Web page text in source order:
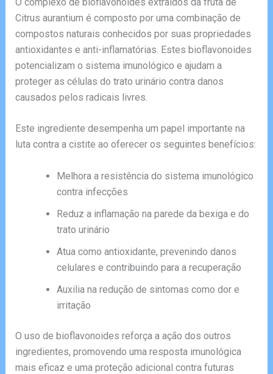
Citrus aurantium é composto por uma combinação de
compostos naturais conhecidos por suas propriedades
antioxidantes e anti-inflamatórias. Estes bioflavonoides
potencializam o sistema imunológico e ajudam a
proteger as células do trato urinário contra danos
causados pelos radicais livres.
Este ingrediente desempenha um papel importante na
luta contra a cistite ao oferecer os seguintes benefícios:
Melhora a resistência do sistema imunológico
contra infecções
Reduz a inflamação na parede da bexiga e do
trato urinário
Atua como antioxidante, prevenindo danos
celulares e contribuindo para a recuperação
Auxilia na redução de sintomas como dor e
irritação
O uso de bioflavonoides reforça a ação dos outros
ingredientes, promovendo uma resposta imunológica
mais eficaz e uma proteção adicional contra futuras